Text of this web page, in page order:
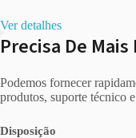
Ver detalhes
Precisa De
Podemos fornecer
produtos, suporte técnico
Disposição